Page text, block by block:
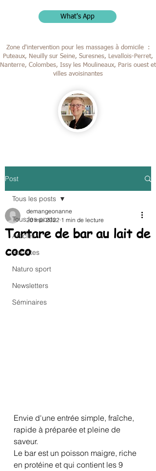
What's App
Zone d'intervention pour les massages à domicile :
Puteaux, Neuilly sur Seine, Suresnes, Levallois-Perret,
Nanterre, Colombes, Issy les Moulineaux, Paris ouest et
villes avoisinantes
Post
Tous les posts
Articles
Recettes
Naturo sport
Newsletters
Séminaires
Tous les posts
Tartare de bar au lait de
coco
demangeonanne
20 mai 2022 1 min de lecture
Envie d'une entrée simple, fraîche,
rapide à préparée et pleine de
saveur.
Le bar est un poisson maigre, riche
en protéine et qui contient les 9